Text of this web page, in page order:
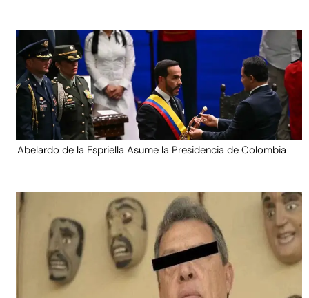
Abelardo de la Espriella Asume la Presidencia de Colombia